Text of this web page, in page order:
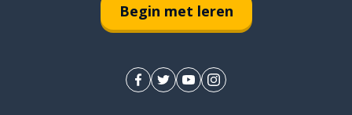
Begin met leren